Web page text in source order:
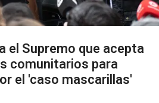
el Supremo que acepta
comunitarios para
el 'caso mascarillas'